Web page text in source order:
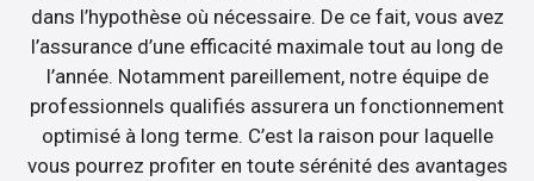
dans l’hypothèse où nécessaire. De ce fait, vous avez
l’assurance d’une efficacité maximale tout au long de
l’année. Notamment pareillement, notre équipe de
professionnels qualifiés assurera un fonctionnement
optimisé à long terme. C’est la raison pour laquelle
vous pourrez profiter en toute sérénité des avantages